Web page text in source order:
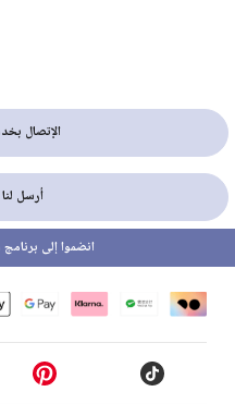
الإتصال
أرسل
انضموا إلى